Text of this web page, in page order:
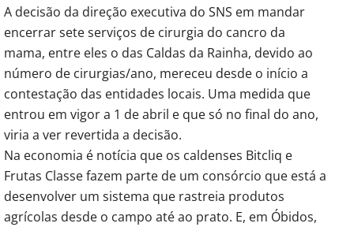
A decisão da direção executiva do SNS em mandar
encerrar sete serviços de cirurgia do cancro da
mama, entre eles o das Caldas da Rainha, devido ao
número de cirurgias/ano, mereceu desde o início a
contestação das entidades locais. Uma medida que
entrou em vigor a 1 de abril e que só no final do ano,
viria a ver revertida a decisão.
Na economia é notícia que os caldenses Bitcliq e
Frutas Classe fazem parte de um consórcio que está a
desenvolver um sistema que rastreia produtos
agrícolas desde o campo até ao prato. E, em Óbidos,